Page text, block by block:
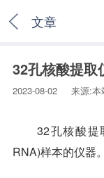
文章
32孔核酸提取
2023-08-02 来源:
32孔核酸提
RNA)样本的仪器